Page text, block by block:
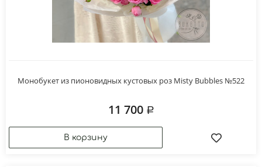
Монобукет из пионовидных кустовых роз Misty Bubbles №522
11 700